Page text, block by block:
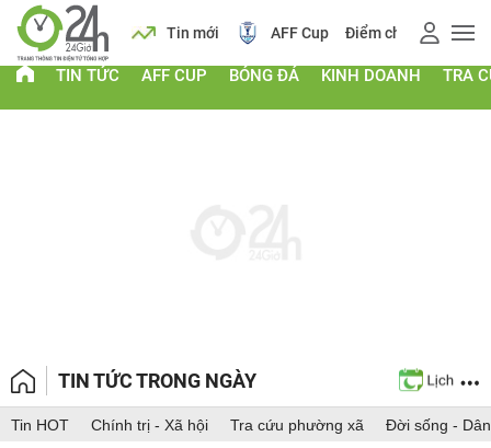
Tin mới AFF Cup Điểm chuẩn 2026 Giá vàng
TIN TỨC AFF CUP BÓNG ĐÁ KINH DOANH TRA
TIN TỨC TRONG NGÀY
Tin HOT Chính trị - Xã hội Tra cứu phường xã Đời sống -